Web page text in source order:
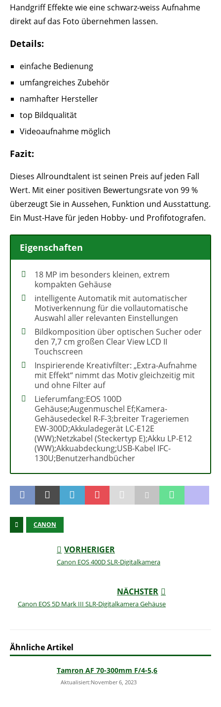
Handgriff Effekte wie eine schwarz-weiss Aufnahme
direkt auf das Foto übernehmen lassen.
Details:
einfache Bedienung
umfangreiches Zubehör
namhafter Hersteller
top Bildqualität
Videoaufnahme möglich
Fazit:
Dieses Allroundtalent ist seinen Preis auf jeden Fall
Wert. Mit einer positiven Bewertungsrate von 99 %
überzeugt Sie in Aussehen, Funktion und Ausstattung.
Ein Must-Have für jeden Hobby- und Profifotografen.
Eigenschaften
18 MP im besonders kleinen, extrem
kompakten Gehäuse
intelligente Automatik mit automatischer
Motiverkennung für die vollautomatische
Auswahl aller relevanten Einstellungen
Bildkomposition über optischen Sucher oder
den 7,7 cm großen Clear View LCD II
Touchscreen
Inspirierende Kreativfilter: „Extra-Aufnahme
mit Effekt“ nimmt das Motiv gleichzeitig mit
und ohne Filter auf
Lieferumfang:EOS 100D
Gehäuse;Augenmuschel Ef;Kamera-
Gehäusedeckel R-F-3;breiter Trageriemen
EW-300D;Akkuladegerät LC-E12E
(WW);Netzkabel (Steckertyp E);Akku LP-E12
(WW);Akkuabdeckung;USB-Kabel IFC-
130U;Benutzerhandbücher
CANON
VORHERIGER
Canon EOS 400D SLR-Digitalkamera
NÄCHSTER
Canon EOS 5D Mark III SLR-Digitalkamera Gehäuse
Ähnliche Artikel
Tamron AF 70-300mm F/4-5,6
Aktualisiert:November 6, 2023